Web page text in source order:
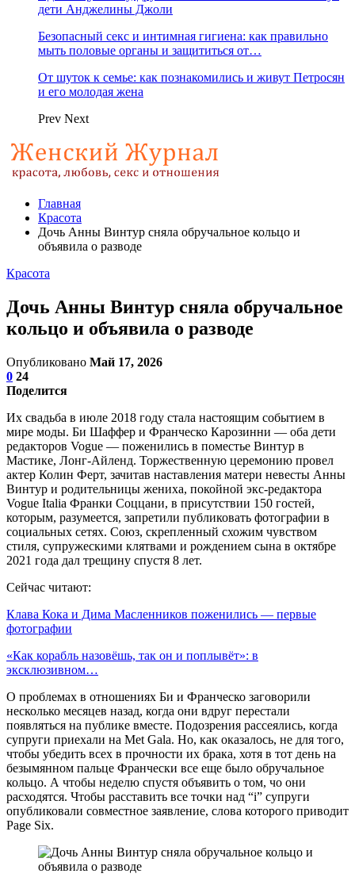
дети Анджелины Джоли
Безопасный секс и интимная гигиена: как правильно
мыть половые органы и защититься от…
От шуток к семье: как познакомились и живут Петросян
и его молодая жена
Prev Next
Главная
Красота
Дочь Анны Винтур сняла обручальное кольцо и
объявила о разводе
Красота
Дочь Анны Винтур сняла обручальное
кольцо и объявила о разводе
Опубликовано Май 17, 2026
0 24
Поделится
Их свадьба в июле 2018 году стала настоящим событием в
мире моды. Би Шаффер и Франческо Карозинни — оба дети
редакторов Vogue — поженились в поместье Винтур в
Мастике, Лонг-Айленд. Торжественную церемонию провел
актер Колин Ферт, зачитав наставления матери невесты Анны
Винтур и родительницы жениха, покойной экс-редактора
Vogue Italia Франки Соццани, в присутствии 150 гостей,
которым, разумеется, запретили публиковать фотографии в
социальных сетях. Союз, скрепленный схожим чувством
стиля, супружескими клятвами и рождением сына в октябре
2021 года дал трещину спустя 8 лет.
Сейчас читают:
Клава Кока и Дима Масленников поженились — первые
фотографии
«Как корабль назовёшь, так он и поплывёт»: в
эксклюзивном…
О проблемах в отношениях Би и Франческо заговорили
несколько месяцев назад, когда они вдруг перестали
появляться на публике вместе. Подозрения рассеялись, когда
супруги приехали на Met Gala. Но, как оказалось, не для того,
чтобы убедить всех в прочности их брака, хотя в тот день на
безымянном пальце Франчески все еще было обручальное
кольцо. А чтобы неделю спустя объявить о том, чо они
расходятся. Чтобы расставить все точки над “i” супруги
опубликовали совместное заявление, слова которого приводит
Page Six.